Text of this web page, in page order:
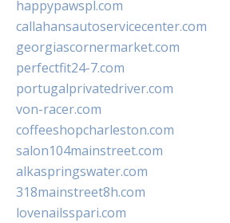
happypawspl.com
callahansautoservicecenter.com
georgiascornermarket.com
perfectfit24-7.com
portugalprivatedriver.com
von-racer.com
coffeeshopcharleston.com
salon104mainstreet.com
alkaspringswater.com
318mainstreet8h.com
lovenailsspari.com